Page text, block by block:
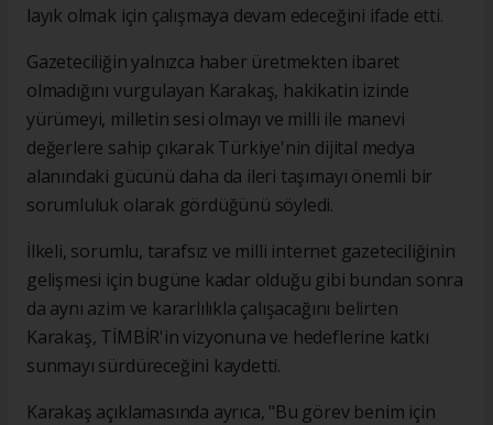
layık olmak için çalışmaya devam edeceğini ifade etti.
Gazeteciliğin yalnızca haber üretmekten ibaret
olmadığını vurgulayan Karakaş, hakikatin izinde
yürümeyi, milletin sesi olmayı ve milli ile manevi
değerlere sahip çıkarak Türkiye'nin dijital medya
alanındaki gücünü daha da ileri taşımayı önemli bir
sorumluluk olarak gördüğünü söyledi.
İlkeli, sorumlu, tarafsız ve milli internet gazeteciliğinin
gelişmesi için bugüne kadar olduğu gibi bundan sonra
da aynı azim ve kararlılıkla çalışacağını belirten
Karakaş, TİMBİR'in vizyonuna ve hedeflerine katkı
sunmayı sürdüreceğini kaydetti.
Karakaş açıklamasında ayrıca, "Bu görev benim için